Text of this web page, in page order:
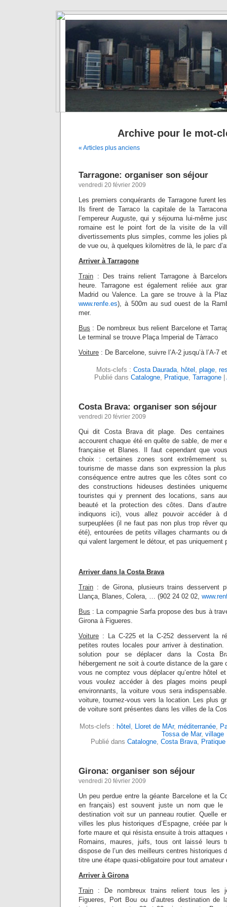
Archive pour le mot-
« Articles plus anciens
Tarragone: organiser son séjour
vendredi 20 février 2009
Les premiers conquérants de Tarragone furent
Ils firent de Tarraco la capitale de la
l’empereur Auguste, qui y séjourna lui-même
romaine est le point fort de la visite de la
divertissements plus simples, comme les jolies
de vue ou, à quelques kilomètres de là, le parc
Arriver à Tarragone
Train : Des trains relient Tarragone à
heure. Tarragone est également reliée aux
Madrid ou Valence. La gare se trouve à la
www.renfe.es), à 500m au sud ouest de la
mer.
Bus : De nombreux bus relient Barcelone et
Le terminal se trouve Plaça Imperial de Tàrraco
Voiture : De Barcelone, suivre l’A-2 jusqu’à l’A-7
Mots-clefs : Costa Daurada, hôtel , plage,
Publié dans Catalogne, Pratique, Tarragone
Costa Brava: organiser son séjour
vendredi 20 février 2009
Qui dit Costa Brava dit plage. Des
accourent chaque été en quête de sable, de mer
française et Blanes. Il faut cependant que
choix : certaines zones sont extrêmement
tourisme de masse dans son expression la
conséquence entre autres que les côtes sont
des constructions hideuses destinées
touristes qui y prennent des locations, sans
beauté et la protection des côtes. Dans
indiquons ici), vous allez pouvoir accéder à
surpeuplées (il ne faut pas non plus trop rêver
été), entourées de petits villages charmants ou
qui valent largement le détour, et pas uniquement
Arriver dans la Costa Brava
Train : de Girona, plusieurs trains desservent
Llança, Blanes, Colera, … (902 24 02 02,
Bus : La compagnie Sarfa propose des bus à
Girona à Figueres.
Voiture : La C-225 et la C-252 desservent la
petites routes locales pour arriver à
solution pour se déplacer dans la Costa
hébergement ne soit à courte distance de la gare
vous ne comptez vous déplacer qu’entre hôtel
vous voulez accéder à des plages moins
environnants, la voiture vous sera
voiture, tournez-vous vers la location. Les plus
de voiture sont présentes dans les villes de la
Mots-clefs : hôtel , Lloret de MAr, méditerranée,
Tossa de Mar, village
Publié dans Catalogne, Costa Brava, Pratique
Girona: organiser son séjour
vendredi 20 février 2009
Un peu perdue entre la géante Barcelone et la
en français) est souvent juste un nom que le
destination voit sur un panneau routier. Quelle
villes les plus historiques d’Espagne, créée par
forte maure et qui résista ensuite à trois attaques
Romains, maures, juifs, tous ont laissé leurs
dispose de l’un des meilleurs centres historiques
titre une étape quasi-obligatoire pour tout amateur
Arriver à Girona
Train : De nombreux trains relient tous les
Figueres, Port Bou ou d’autres destination de